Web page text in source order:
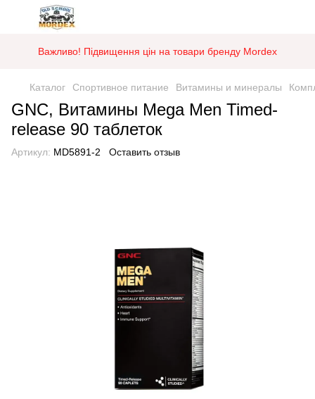
Важливо! Підвищення цін на товари бренду Mordex
Каталог Спортивное питание Витамины и минералы
GNC, Витамины Mega Men Timed-
release 90 таблеток
Артикул: MD5891-2 Оставить отзыв